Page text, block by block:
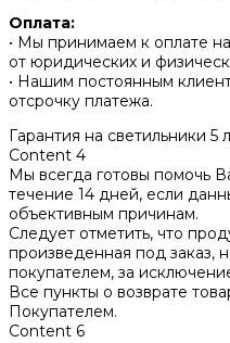
Оплата:
• Мы принимаем к оплате
от юридических и
• Нашим постоянным
отсрочку платежа.
Гарантия на светильники 5
Content 4
Мы всегда готовы помочь
течение 14 дней, если
объективным причинам.
Следует отметить, что
произведенная под заказ,
покупателем, за
Все пункты о возврате
Покупателем.
Content 6